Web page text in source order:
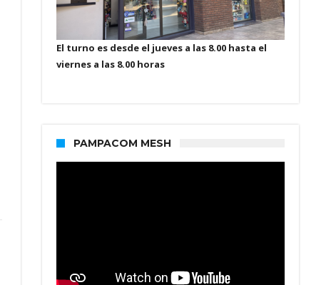
El turno es desde el jueves a las 8.00 hasta el
viernes a las 8.00 horas
PAMPACOM MESH